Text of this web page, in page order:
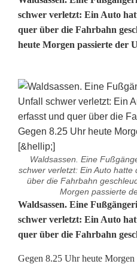
schwer verletzt: Ein Auto
quer über die Fahrbahn
heute Morgen passierte der
Waldsassen. Eine
schwer verletzt: Ein Auto
über die Fahrbahn
Morgen passierte
S
c
h
Waldsassen. Eine
schwer verletzt: Ein Auto
quer über die Fahrbahn
Gegen 8.25 Uhr heute